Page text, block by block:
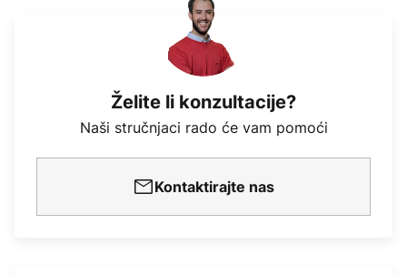
Želite li konzultacije?
Naši stručnjaci rado će vam pomoći
Kontaktirajte nas